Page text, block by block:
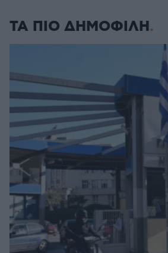
ΤΑ ΠΙΟ ΔΗΜΟΦΙΛΗ